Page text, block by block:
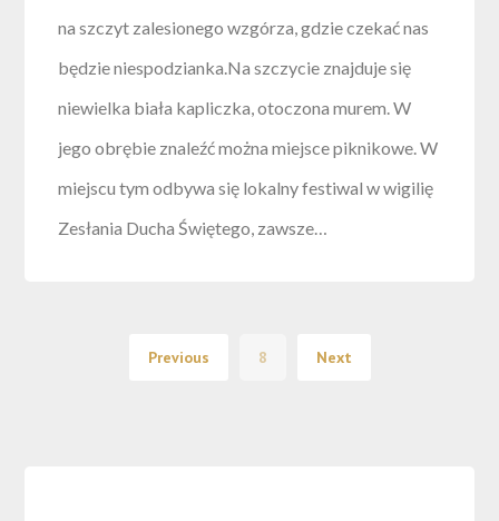
na szczyt zalesionego wzgórza, gdzie czekać nas
będzie niespodzianka.Na szczycie znajduje się
niewielka biała kapliczka, otoczona murem. W
jego obrębie znaleźć można miejsce piknikowe. W
miejscu tym odbywa się lokalny festiwal w wigilię
Zesłania Ducha Świętego, zawsze…
Previous 8 Next